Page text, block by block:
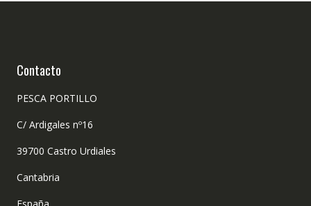
Contacto
PESCA PORTILLO
C/ Ardigales nº16
39700 Castro Urdiales
Cantabria